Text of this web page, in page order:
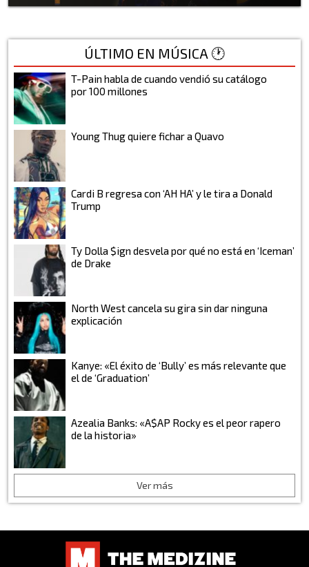
ÚLTIMO EN MÚSICA 🕐
T-Pain habla de cuando vendió su catálogo
por 100 millones
Young Thug quiere fichar a Quavo
Cardi B regresa con ‘AH HA’ y le tira a Donald
Trump
Ty Dolla $ign desvela por qué no está en ‘Iceman’
de Drake
North West cancela su gira sin dar ninguna
explicación
Kanye: «El éxito de ‘Bully’ es más relevante que
el de ‘Graduation’
Azealia Banks: «A$AP Rocky es el peor rapero
de la historia»
Ver más